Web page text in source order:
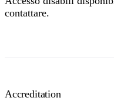
contattare.
Accreditation